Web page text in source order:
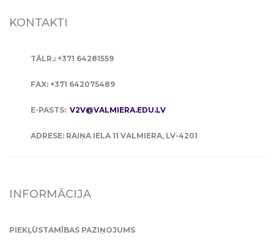
KONTAKTI
TĀLR.: +371 64281559
FAX: +371 642075489
E-PASTS: V2V@VALMIERA.EDU.LV
ADRESE: RAIŅA IELA 11 VALMIERA, LV-4201
INFORMĀCIJA
PIEKĻŪSTAMĪBAS PAZIŅOJUMS